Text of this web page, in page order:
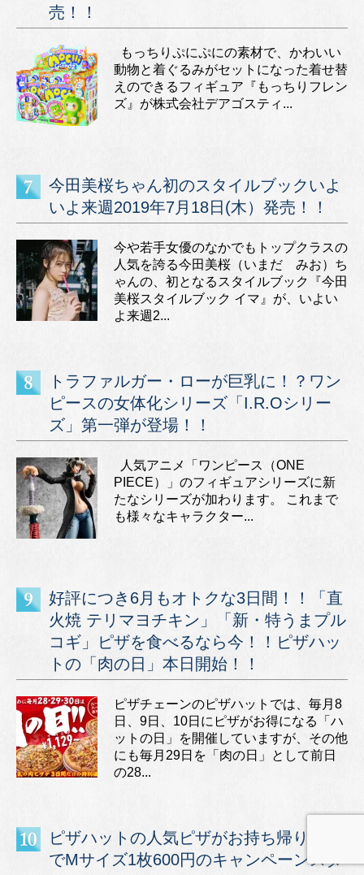
売！！
もっちりぷにぷにの素材で、かわいい
動物と着ぐるみがセットになった着せ替
えのできるフィギュア『もっちりフレン
ズ』が株式会社デアゴスティ...
今田美桜ちゃん初のスタイルブックいよ
いよ来週2019年7月18日(木）発売！！
今や若手女優のなかでもトップクラスの
人気を誇る今田美桜（いまだ みお）ち
ゃんの、初となるスタイルブック『今田
美桜スタイルブック イマ』が、いよい
よ来週2...
トラファルガー・ローが巨乳に！？ワン
ピースの女体化シリーズ「I.R.Oシリー
ズ」第一弾が登場！！
人気アニメ「ワンピース（ONE
PIECE）」のフィギュアシリーズに新
たなシリーズが加わります。 これまで
も様々なキャラクター...
好評につき6月もオトクな3日間！！「直
火焼 テリマヨチキン」「新・特うまプル
コギ」ピザを食べるなら今！！ピザハッ
トの「肉の日」本日開始！！
ピザチェーンのピザハットでは、毎月8
日、9日、10日にピザがお得になる「ハ
ットの日」を開催していますが、その他
にも毎月29日を「肉の日」として前日
の28...
ピザハットの人気ピザがお持ち帰り限定
でMサイズ1枚600円のキャンペーンスタ